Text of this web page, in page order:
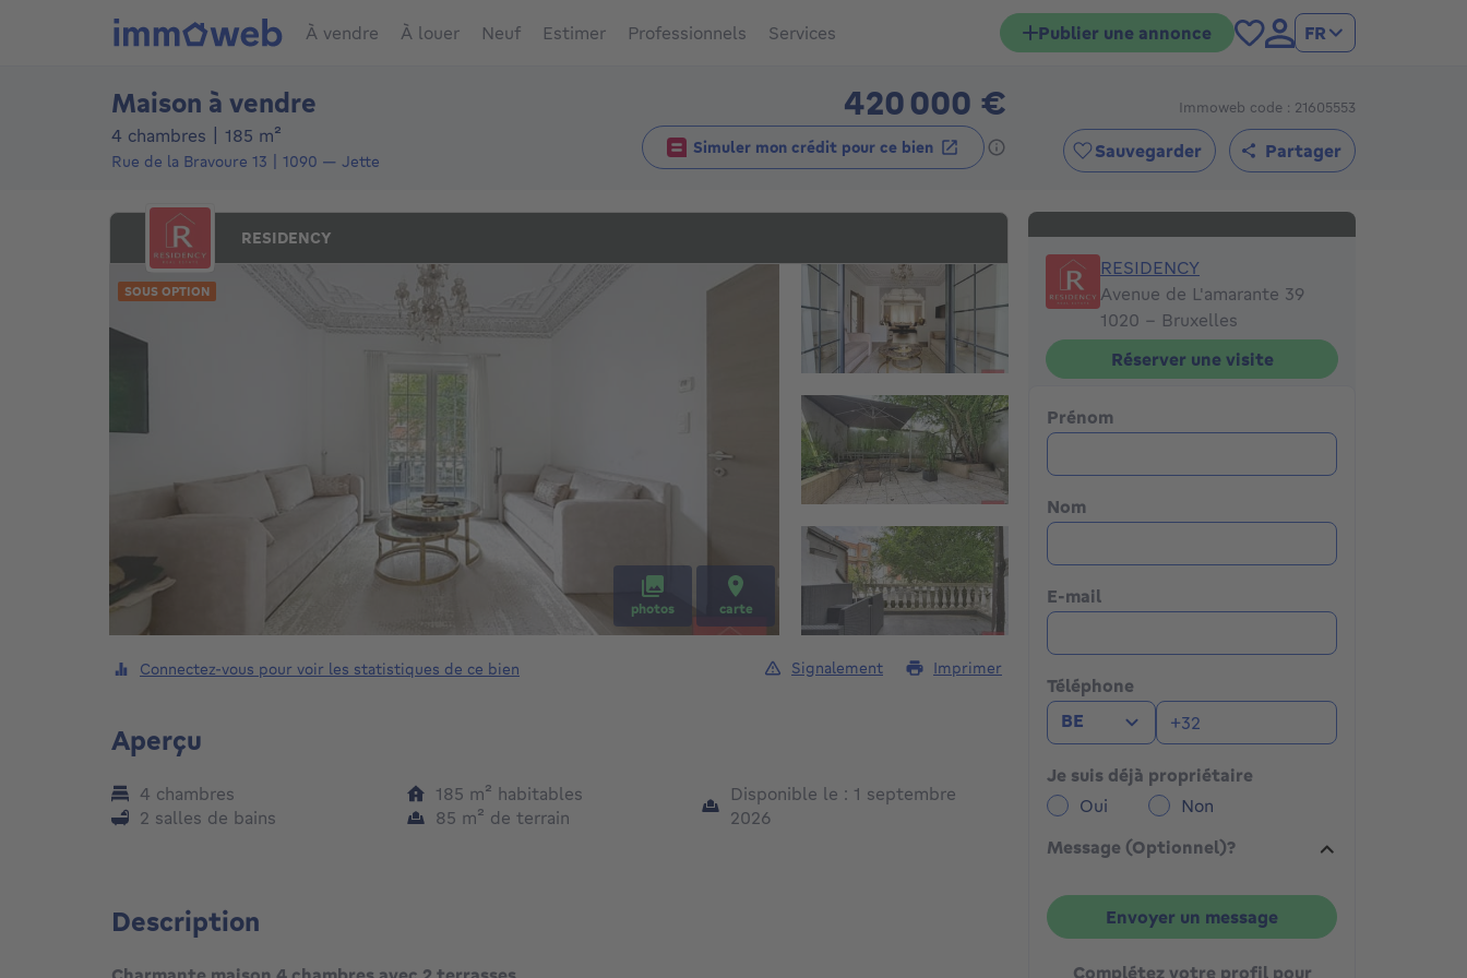
À vendre À louer Neuf Estimer Professionnels Services Publier une annonce FR
Maison à vendre 420 000 €420000€
4 chambres 185 m²
Rue de la Bravoure 13 1090 — Jette
Simuler mon crédit pour ce bien
Immoweb code : 21605553
Sauvegarder Partager
RESIDENCY
SOUS OPTION
photos carte
RESIDENCY
RESIDENCY
Avenue de L'amarante 39
1020 - Bruxelles
Réserver une visite
Prénom
Nom
E-mail
Téléphone
BE
Je suis déjà propriétaire
Oui
Non
Message (Optionnel)?
Envoyer un message
Complétez votre profil pour
Connectez-vous pour voir les statistiques de ce bien Signalement Imprimer
Aperçu
4 chambres
2 salles de bains
185 m² mètres carrés
habitables
85 m² mètres carrés
de terrain
Disponible le : 1 septembre
2026
Description